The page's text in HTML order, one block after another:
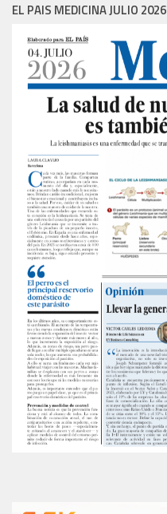
EL PAIS MEDICINA JULIO 2026